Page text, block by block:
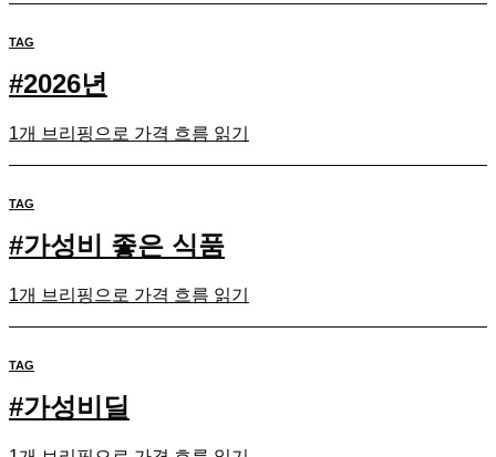
TAG
#2026년
1개 브리핑으로 가격 흐름 읽기
TAG
#가성비 좋은 식품
1개 브리핑으로 가격 흐름 읽기
TAG
#가성비딜